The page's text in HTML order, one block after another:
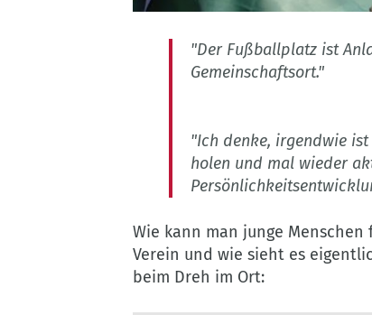
"Der Fußballplatz ist
Gemeinschaftsort."
"Ich denke, irgendwie
holen und mal wieder
Wie kann man junge
Verein und wie sieht es
beim Dreh im Ort: